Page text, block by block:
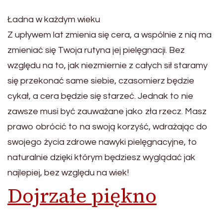
Ładna w każdym wieku
Z upływem lat zmienia się cera, a wspólnie z nią ma
zmieniać się Twoja rutyna jej pielęgnacji. Bez
względu na to, jak niezmiernie z całych sił staramy
się przekonać same siebie, czasomierz będzie
cykał, a cera będzie się starzeć. Jednak to nie
zawsze musi być zauważane jako zła rzecz. Masz
prawo obrócić to na swoją korzyść, wdrażając do
swojego życia zdrowe nawyki pielęgnacyjne, to
naturalnie dzięki którym będziesz wyglądać jak
najlepiej, bez względu na wiek!
Dojrzałe piękno